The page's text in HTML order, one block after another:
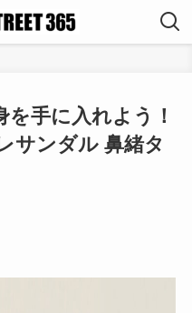
を手に入れよう！
サンダル 鼻緒タ